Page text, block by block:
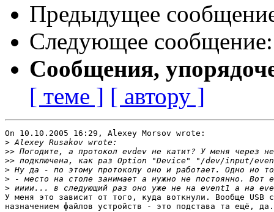
Предыдущее
Следующее
Сообщения,
[ теме ] [ автору ]
On 10.10.2005 16:29, Alexey Morsov wrote:
>
>>
>>
>
>
>
У меня это зависит от того, куда воткнули. Вообще USB
назначением файлов устройств - это подстава та ещё, да.